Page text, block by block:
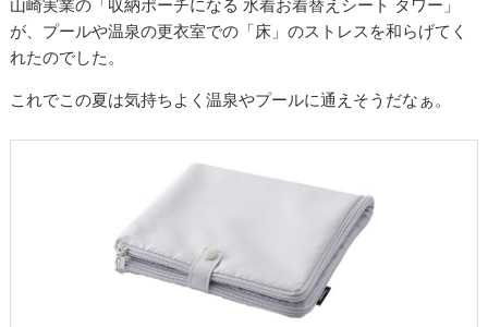
山崎実業の「収納ポーチになる 水着お着替えシート タワー」
が、プールや温泉の更衣室での「床」のストレスを和らげてく
れたのでした。
これでこの夏は気持ちよく温泉やプールに通えそうだなぁ。